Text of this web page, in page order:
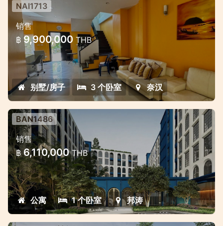
位于奈汉（Nai Harn）Medvillage小
区的3卧室房屋
奈汉小区内一套漂亮的房子出售
NAI1713
销售
฿ 9,900,000 THB
别墅/房子 3 个卧室 奈汉
拉古納附近邦濤的新期房公寓
黃金地段的美麗新項目
BAN1486
销售
฿ 6,110,000THB
公寓 1 个卧室 邦涛